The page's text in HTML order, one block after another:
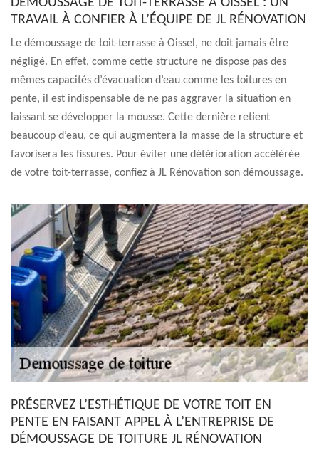
DÉMOUSSAGE DE TOIT-TERRASSE À OISSEL : UN
TRAVAIL À CONFIER À L’ÉQUIPE DE JL RÉNOVATION
Le démoussage de toit-terrasse à Oissel, ne doit jamais être
négligé. En effet, comme cette structure ne dispose pas des
mêmes capacités d’évacuation d’eau comme les toitures en
pente, il est indispensable de ne pas aggraver la situation en
laissant se développer la mousse. Cette dernière retient
beaucoup d’eau, ce qui augmentera la masse de la structure et
favorisera les fissures. Pour éviter une détérioration accélérée
de votre toit-terrasse, confiez à JL Rénovation son démoussage.
PRÉSERVEZ L’ESTHÉTIQUE DE VOTRE TOIT EN
PENTE EN FAISANT APPEL À L’ENTREPRISE DE
DÉMOUSSAGE DE TOITURE JL RÉNOVATION